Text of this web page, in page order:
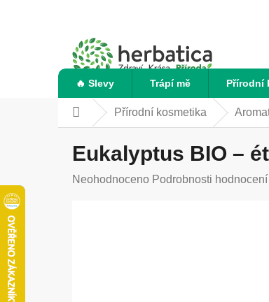
🔥 Slevy Trápí mě Přírodní
Domů Přírodní kosmetika
Eukalyptus BIO –
Průměrné
Neohodnoceno Podrobnosti hodnocení